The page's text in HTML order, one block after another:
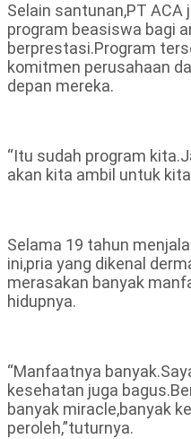
Selain santunan,PT
program beasiswa bagi
berprestasi.Program
komitmen perusahaan
depan mereka.
“Itu sudah program
akan kita ambil untuk
Selama 19 tahun
ini,pria yang dikenal
merasakan banyak
hidupnya.
“Manfaatnya
kesehatan juga
banyak miracle,banyak
peroleh,”tuturnya.